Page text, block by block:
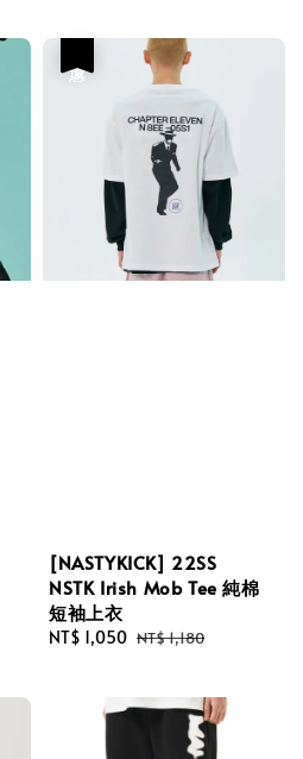
[NASTYKICK] 22SS
NSTK Irish Mob Tee 純棉
短袖上衣
Sale
NT$ 1,050 Regular
NT$ 1,180